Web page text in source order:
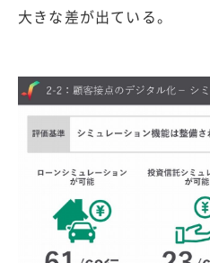
大きな差が出ている。